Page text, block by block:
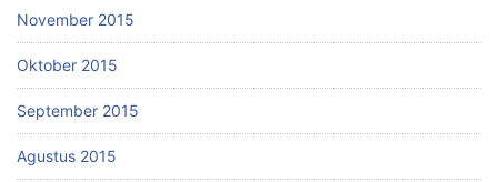
November 2015
Oktober 2015
September 2015
Agustus 2015